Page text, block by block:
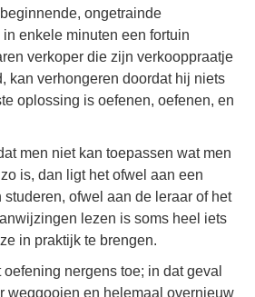
ongetrainde
enkele minuten een fortuin
verkoper die zijn verkooppraatje
kan verhongeren doordat hij niets
oplossing is oefenen, oefenen, en
men niet kan toepassen wat men
is, dan ligt het ofwel aan een
ofwel aan de leraar of het
lezen is soms heel iets
in praktijk te brengen.
nergens toe; in dat geval
weggooien en helemaal overnieuw